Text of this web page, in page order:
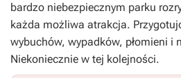
bardzo niebezpiecznym parku
każda możliwa atrakcja.
wybuchów, wypadków, płomieni i
Niekoniecznie w tej kolejności.